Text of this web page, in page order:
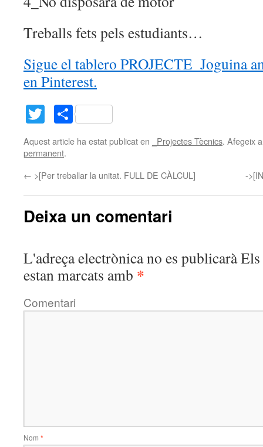
Treballs fets pels estudiants…
Sigue el tablero PROJECTE_Joguina
en Pinterest.
Twitter
Comparteix
Aquest article ha estat publicat en _Projectes Tècnics. Afegeix
permanent.
← >[Per treballar la unitat. FULL DE CÀLCUL] -
Deixa un comentari
L'adreça electrònica no es publicaràEls
estan marcats amb *
Comentari
Nom *